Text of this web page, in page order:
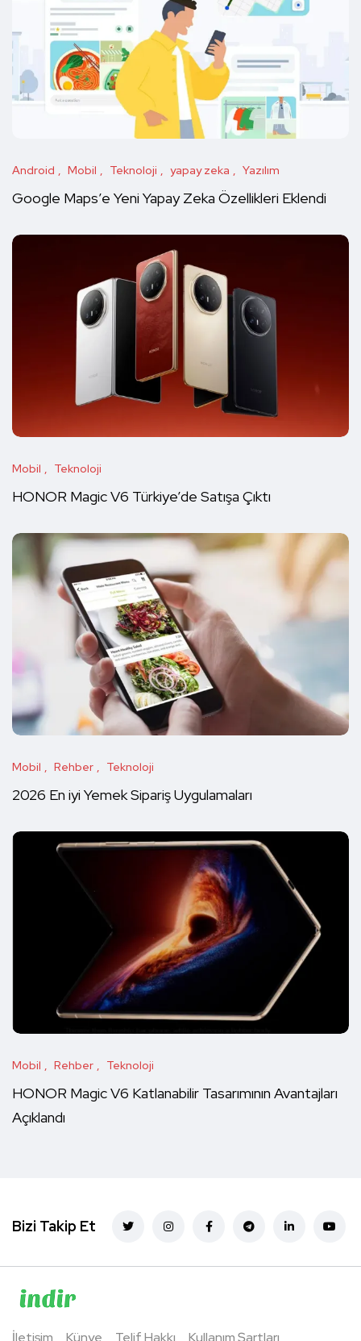
Android Mobil Teknoloji yapay zeka Yazılım
Google Maps’e Yeni Yapay Zeka Özellikleri Eklendi
Mobil Teknoloji
HONOR Magic V6 Türkiye’de Satışa Çıktı
Mobil Rehber Teknoloji
2026 En iyi Yemek Sipariş Uygulamaları
Mobil Rehber Teknoloji
HONOR Magic V6 Katlanabilir Tasarımının Avantajları
Açıklandı
Bizi Takip Et
İletişim Künye Telif Hakkı Kullanım Şartları